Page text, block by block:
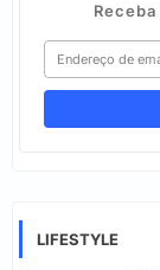
LIFESTYLE